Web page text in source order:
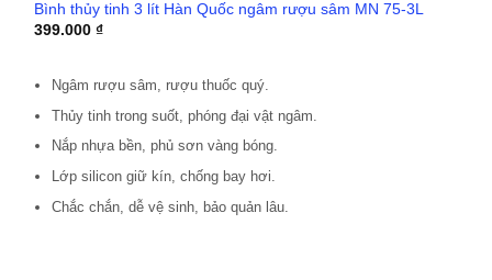
Bình thủy tinh 3 lít Hàn Quốc ngâm rượu sâm MN 75-3L
399.000₫
Ngâm rượu sâm, rượu thuốc quý.
Thủy tinh trong suốt, phóng đại vật ngâm.
Nắp nhựa bền, phủ sơn vàng bóng.
Lớp silicon giữ kín, chống bay hơi.
Chắc chắn, dễ vệ sinh, bảo quản lâu.